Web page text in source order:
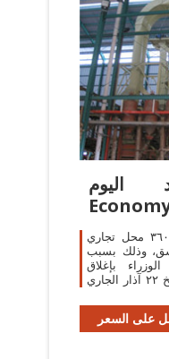
اليوم -
الاقتصاد اليوم: تم إغلاق أكثر من ٣٦٠ محل تجاري
وذلك بسبب
بإغلاق
الفعاليات التجارية والخدمية منذ تاريخ ٢٢ آذار الجاري
على السعر